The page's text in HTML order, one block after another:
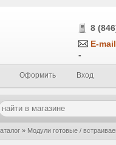
8
E-
-
Оформить Вход
» Модули готовые /